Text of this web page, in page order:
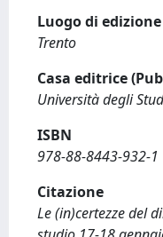
Luogo di
Trento
Casa editrice
Università degli
ISBN
978-88-8443-932-1
Citazione
Le (in)certezze del